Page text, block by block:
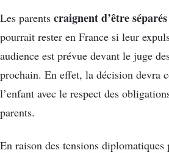
Les parents craignent d’être
pourrait rester en France si leur
audience est prévue devant le juge
prochain. En effet, la décision devra
l’enfant avec le respect des
parents.
En raison des tensions diplomatiques